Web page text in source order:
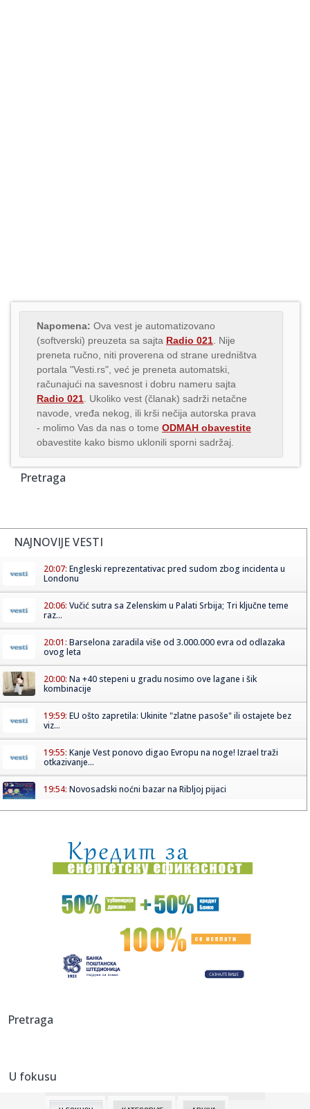
Napomena: Ova vest je automatizovano
(softverski) preuzeta sa sajta Radio 021 . Nije
preneta ručno, niti proverena od strane uredništva
portala "Vesti.rs", već je preneta automatski,
računajući na savesnost i dobru nameru sajta
Radio 021 . Ukoliko vest (članak) sadrži netačne
navode, vređa nekog, ili krši nečija autorska prava
- molimo Vas da nas o tome ODMAH obavestite
obavestite kako bismo uklonili sporni sadržaj.
Pretraga
NAJNOVIJE VESTI
20:07: Engleski reprezentativac pred sudom zbog incidenta u
Londonu
20:06: Vučić sutra sa Zelenskim u Palati Srbija; Tri ključne teme
raz...
20:01: Barselona zaradila više od 3.000.000 evra od odlazaka
ovog leta
20:00: Na +40 stepeni u gradu nosimo ove lagane i šik
kombinacije
19:59: EU ošto zapretila: Ukinite "zlatne pasoše" ili ostajete bez
viz...
19:55: Kanje Vest ponovo digao Evropu na noge! Izrael traži
otkazivanje...
19:54: Novosadski noćni bazar na Ribljoj pijaci
19:51:Veliki požar kod Konjica ne posustaje: U pomoć upućeni
vatroga...
19:51:Preminuo Vilijam Orbit: Sarađivao sa Madonom, Britni Spirs
i bro...
Samed Baždar novi fudbaler Sent Trudena
19:51:Nisu obični pacovi: Ove životinje otkrivaju mine i pronalaze
"Love Sen...
19:51:
Pretraga
U fokusu